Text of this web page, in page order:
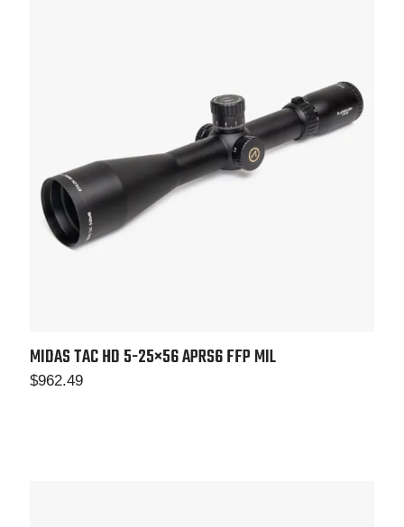
MIDAS TAC HD 5-25×56 APRS6 FFP MIL
$962.49